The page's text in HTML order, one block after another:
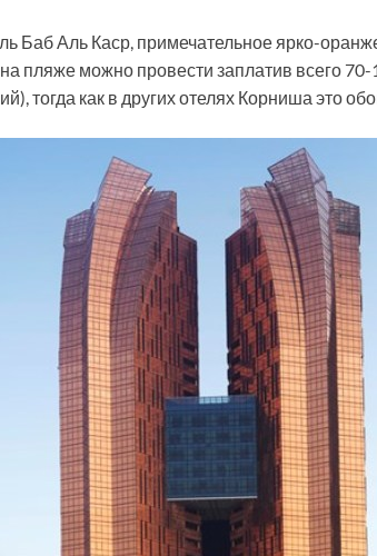
Баб Аль Каср, примечательное ярко-
пляже можно провести заплатив всего
тогда как в других отелях Корниша это